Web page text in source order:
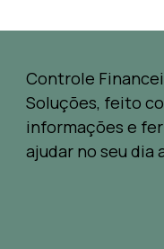
Controle
Soluções, feito
informações e
ajudar no seu dia